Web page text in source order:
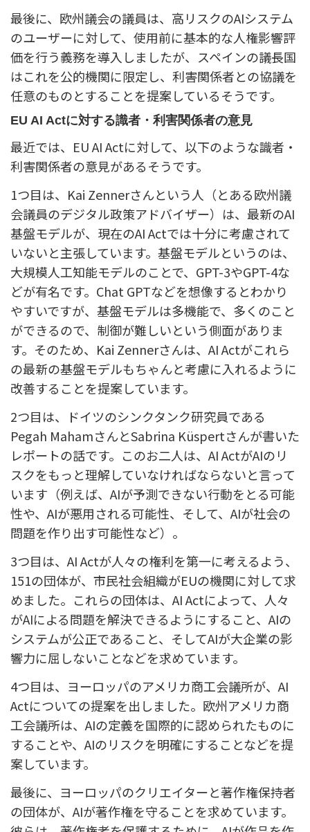
最後に、欧州議会の議員は、高リスクのAIシステム
のユーザーに対して、使用前に基本的な人権影響評
価を行う義務を導入しましたが、スペインの議長国
はこれを公的機関に限定し、利害関係者との協議を
任意のものとすることを提案しているそうです。
EU AI Actに対する識者・利害関係者の意見
最近では、EU AI Actに対して、以下のような識者・
利害関係者の意見があるそうです。
1つ目は、Kai Zennerさんという人（とある欧州議
会議員のデジタル政策アドバイザー）は、最新のAI
基盤モデルが、現在のAI Actでは十分に考慮されて
いないと主張しています。基盤モデルというのは、
大規模人工知能モデルのことで、GPT-3やGPT-4な
どが有名です。Chat GPTなどを想像するとわかり
やすいですが、基盤モデルは多機能で、多くのこと
ができるので、制御が難しいという側面がありま
す。そのため、Kai Zennerさんは、AI Actがこれら
の最新の基盤モデルもちゃんと考慮に入れるように
改善することを提案しています。
2つ目は、ドイツのシンクタンク研究員である
Pegah MahamさんとSabrina Küspertさんが書いた
レポートの話です。このお二人は、AI ActがAIのリ
スクをもっと理解していなければならないと言って
います（例えば、AIが予測できない行動をとる可能
性や、AIが悪用される可能性、そして、AIが社会の
問題を作り出す可能性など）。
3つ目は、AI Actが人々の権利を第一に考えるよう、
151の団体が、 市民社会組織がEUの機関に対して求
めました。これらの団体は、AI Actによって、人々
がAIによる問題を解決できるようにすること、AIの
システムが公正であること、そしてAIが大企業の影
響力に屈しないことなどを求めています。
4つ目は、ヨーロッパのアメリカ商工会議所が、AI
Actについての提案を出しました。欧州アメリカ商
工会議所は、AIの定義を国際的に認められたものに
することや、AIのリスクを明確にすることなどを提
案しています。
最後に、ヨーロッパのクリエイターと著作権保持者
の団体が、AIが著作権を守ることを求めています。